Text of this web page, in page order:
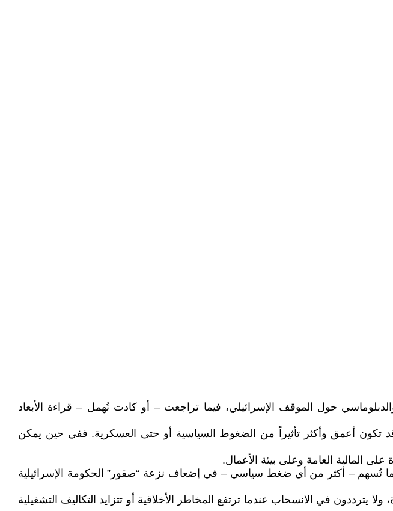
بالجدل السياسي والدبلوماسي حول الموقف الإسرائيلي، فيما تراجعت – أو كادت تُهمل – قراءة الأبعاد
تكون أعمق وأكثر تأثيراً من الضغوط السياسية أو حتى العسكرية. ففي حين يمكن
المالية العامة وعلى بيئة الأعمال.
تُسهم – أكثر من أي ضغط سياسي – في إضعاف نزعة “صقور” الحكومة الإسرائيلية
في الانسحاب عندما ترتفع المخاطر الأخلاقية أو تتزايد التكاليف التشغيلية